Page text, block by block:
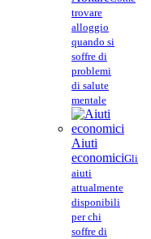
trovare
alloggio
quando si
soffre di
problemi
di salute
mentale
Aiuti
economiciGli
aiuti
attualmente
disponibili
per chi
soffre di